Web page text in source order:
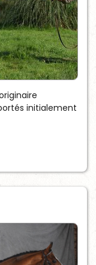
initialement